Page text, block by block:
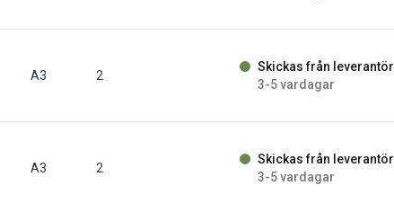
A3 2
Skickas från leverantör
3-5 vardagar
A3 2
Skickas från leverantör
3-5 vardagar